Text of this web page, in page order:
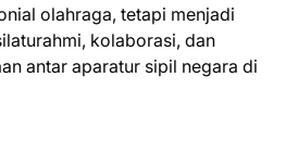
olahraga, tetapi menjadi
kolaborasi, dan
antar aparatur sipil negara di